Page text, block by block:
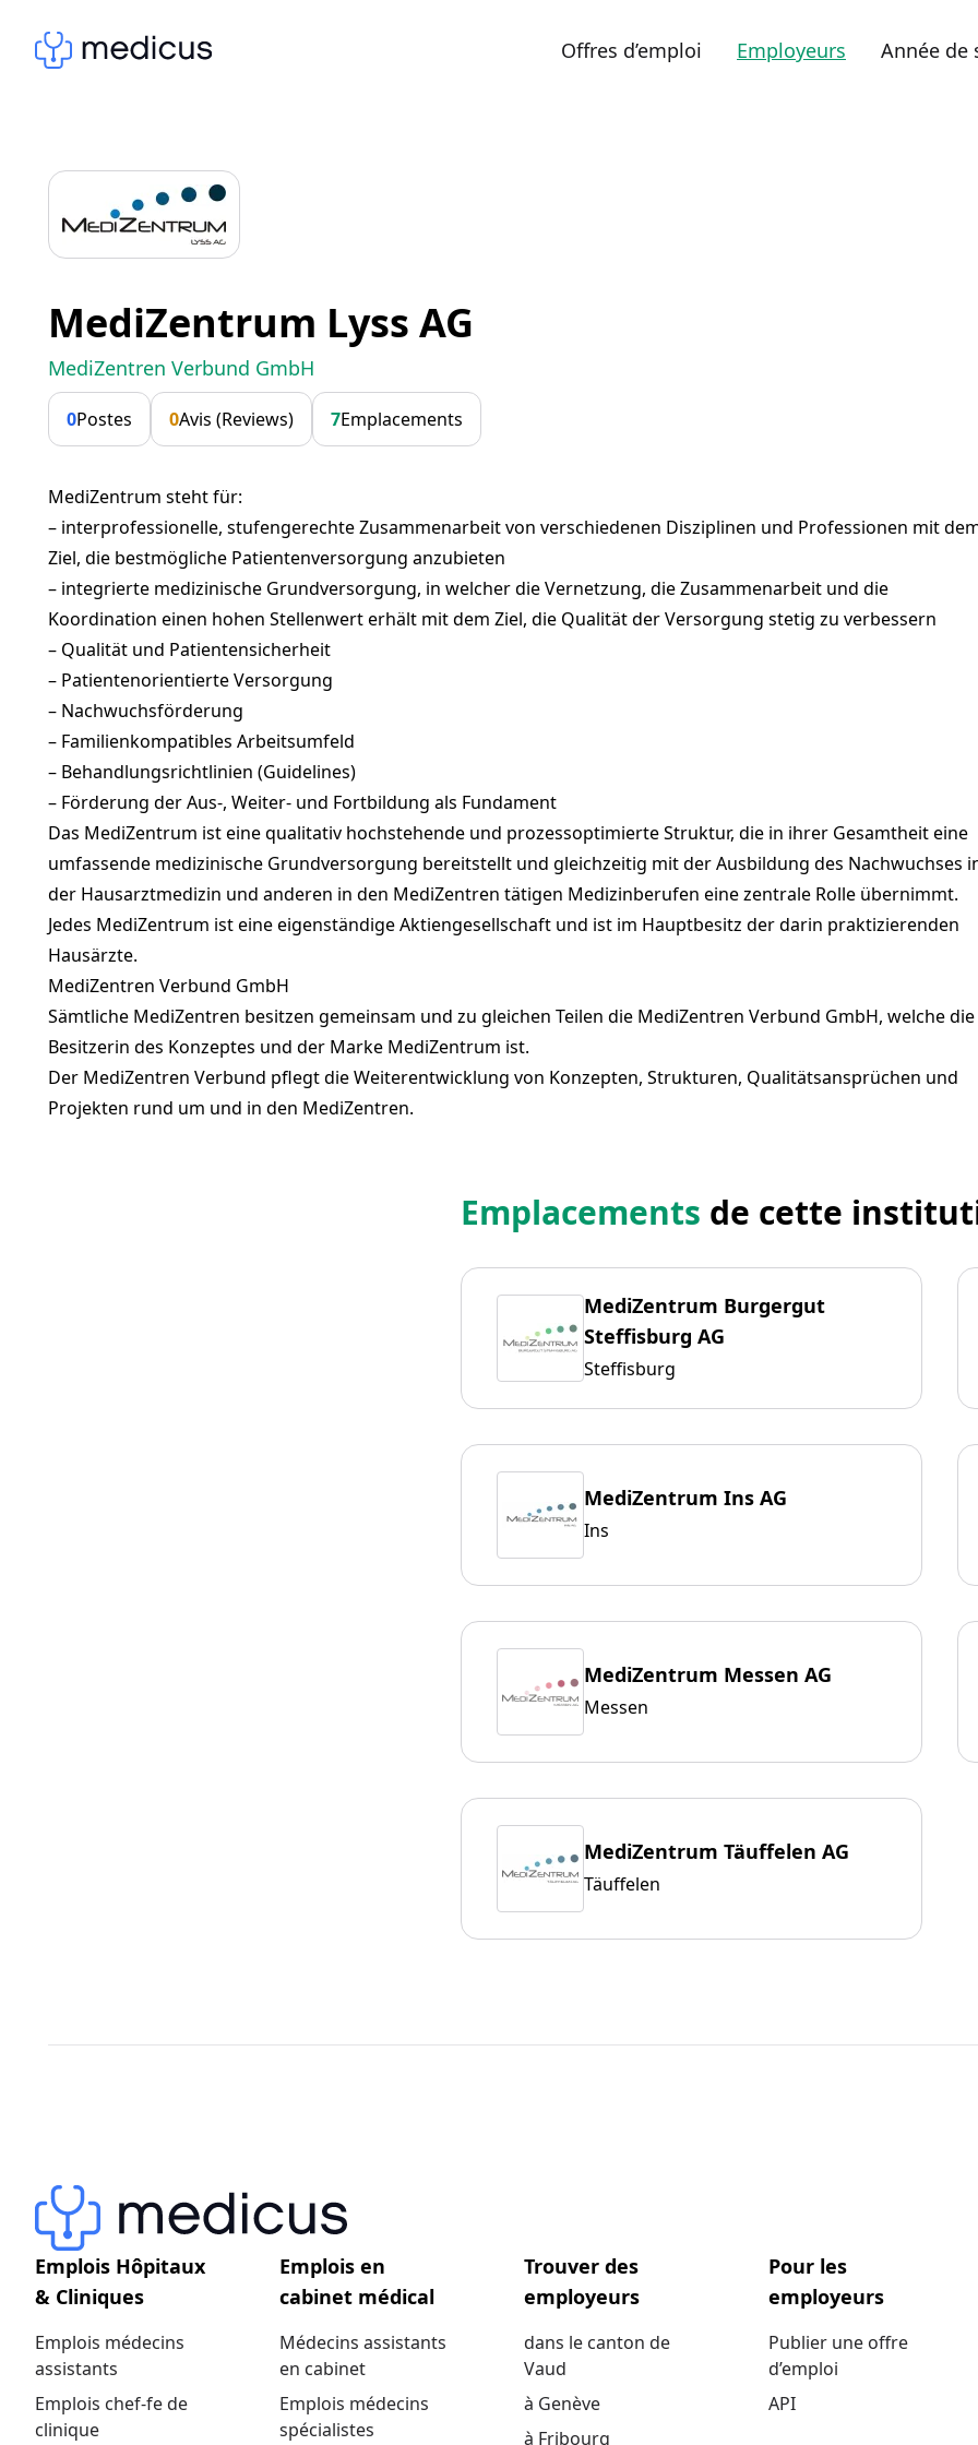
Offres d’emploi Employeurs Année de
MediZentrum Lyss AG
MediZentren Verbund GmbH
0Postes 0Avis (Reviews) 7Emplacements
MediZentrum steht für:
– interprofessionelle, stufengerechte Zusammenarbeit von verschiedenen Disziplinen und Professionen mit
Ziel, die bestmögliche Patientenversorgung anzubieten
– integrierte medizinische Grundversorgung, in welcher die Vernetzung, die Zusammenarbeit und die
Koordination einen hohen Stellenwert erhält mit dem Ziel, die Qualität der Versorgung stetig zu verbessern
– Qualität und Patientensicherheit
– Patientenorientierte Versorgung
– Nachwuchsförderung
– Familienkompatibles Arbeitsumfeld
– Behandlungsrichtlinien (Guidelines)
– Förderung der Aus-, Weiter- und Fortbildung als Fundament
Das MediZentrum ist eine qualitativ hochstehende und prozessoptimierte Struktur, die in ihrer Gesamtheit eine
umfassende medizinische Grundversorgung bereitstellt und gleichzeitig mit der Ausbildung des Nachwuchses
der Hausarztmedizin und anderen in den MediZentren tätigen Medizinberufen eine zentrale Rolle übernimmt.
Jedes MediZentrum ist eine eigenständige Aktiengesellschaft und ist im Hauptbesitz der darin praktizierenden
Hausärzte.
MediZentren Verbund GmbH
Sämtliche MediZentren besitzen gemeinsam und zu gleichen Teilen die MediZentren Verbund GmbH, welche die
Besitzerin des Konzeptes und der Marke MediZentrum ist.
Der MediZentren Verbund pflegt die Weiterentwicklung von Konzepten, Strukturen, Qualitätsansprüchen und
Projekten rund um und in den MediZentren.
Emplacements de cette
MediZentrum Burgergut
Steffisburg AG
Steffisburg
MediZentrum Ins AG
Ins
MediZentrum Messen AG
Messen
MediZentrum Täuffelen AG
Täuffelen
Emplois Hôpitaux
& Cliniques
Emplois médecins
assistants
Emplois chef-fe de
clinique
Emplois en
cabinet médical
Médecins assistants
en cabinet
Emplois médecins
spécialistes
Trouver des
employeurs
dans le canton de
Vaud
à Genève
à Fribourg
Pour les
employeurs
Publier une offre
d’emploi
API